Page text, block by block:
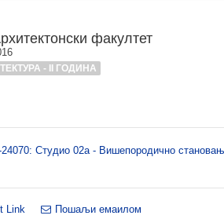
факултет
- II ГОДИНА
Студио 02а - Вишепородично
Link Пошаљи емаилом